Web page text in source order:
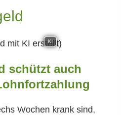
KI
schützt auch
Wochen krank sind,